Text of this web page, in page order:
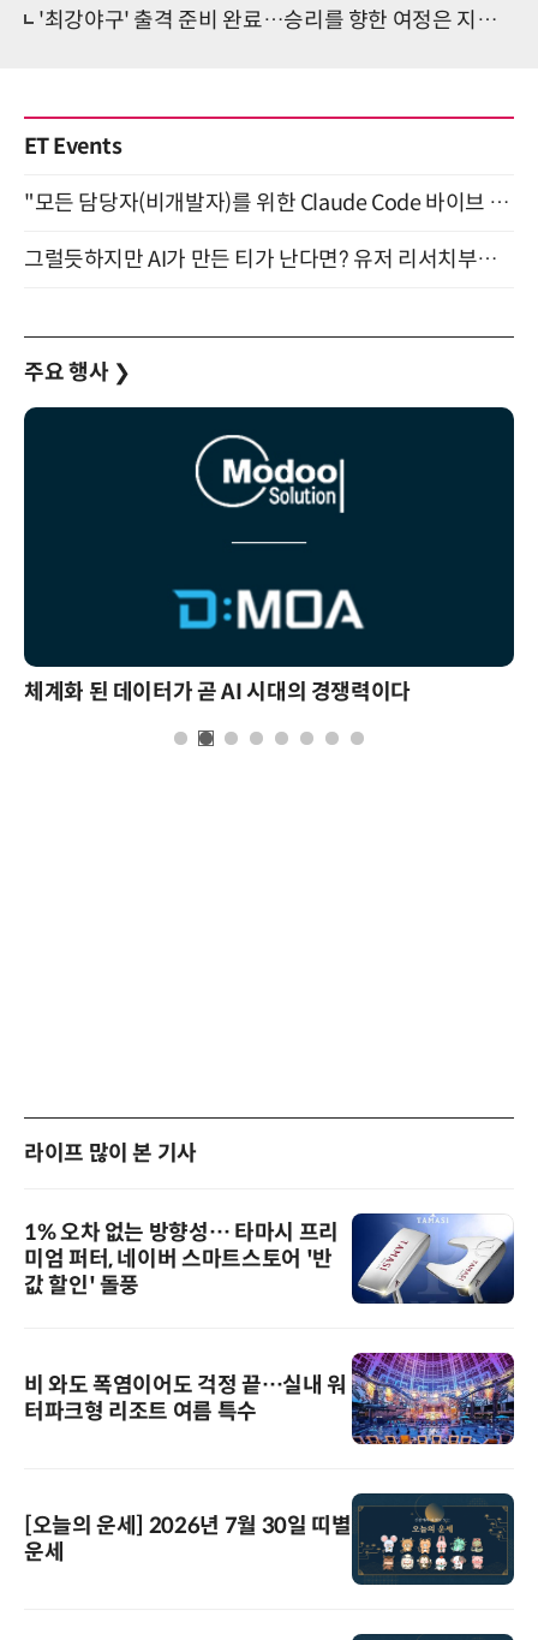
'최강야구' 출격 준비 완료…승리를 향한 여정은 지금부터
ET Events
"모든 담당자(비개발자)를 위한 Claude Code 바이브 코딩 2-day 부트캠프" 9월 16~17일 개최
그럴듯하지만 AI가 만든 티가 난다면? 유저 리서치부터 배포까지! (9/15)
주요 행사 ❯
체계화 된 데이터가 곧 AI 시대의 경쟁력이다
라이프 많이 본 기사
1% 오차 없는 방향성… 타마시 프리
미엄 퍼터, 네이버 스마트스토어 '반
값 할인' 돌풍
비 와도 폭염이어도 걱정 끝…실내 워
터파크형 리조트 여름 특수
[오늘의 운세] 2026년 7월 30일 띠별
운세